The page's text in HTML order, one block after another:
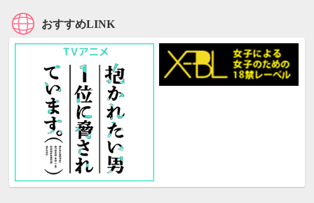
おすすめLINK